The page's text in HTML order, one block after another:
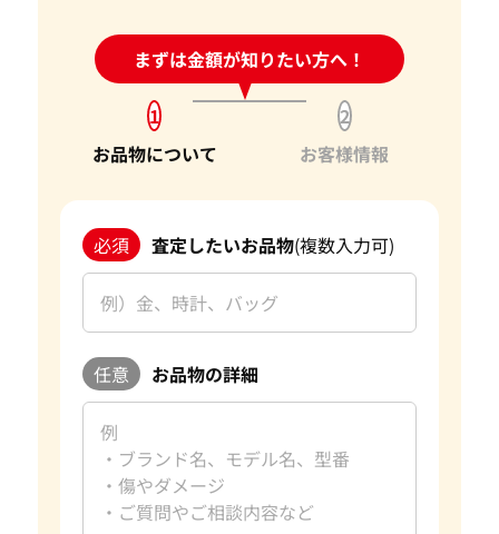
お客様にとって最良の結果をご提供できたことは、私たちに
とって何よりの励みとなります。お客様からの感謝の言葉をい
ただけることは、私たちの信頼を第一に考えたサービスが報
われた証です。今後もお客様からいただいた信頼を裏切らない
よう、サービスの向上に努め、さらに多くのお客様にご満足
いただけるよう精進してまいります。
宝石以外にも、金・貴金属やブランド品などのご売却をお考
えの際は、ぜひ「おたからや」をご利用ください。お客様の
大切なお品物を最良の価格でお取引できるよう、査定員一
同、ご満足いただける買取を提供してまいります。 改めて、
この度はご利用いただき、誠にありがとうございました。お
客様のまたのご利用を心よりお待ち申し上げております。
おたからやの宝石買取査定
宝石買取専門査定員
旅行、読書
日々是好日
好きなブランドダイヤモンド・宝石
過去の買取品例10カラットダイヤモンド
身分証明書がなぜ必要？
まずは金額が知りたい方へ！
24時間受付中!問い合わせフォーム
1
お品物について
2
お客様情報
必須 査定したいお品物(複数入力可)
任意 お品物の詳細